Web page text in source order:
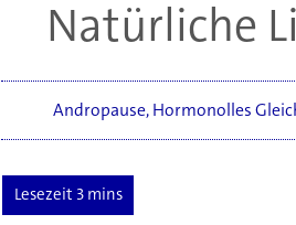
Natürliche
Andropause, Hormonolles